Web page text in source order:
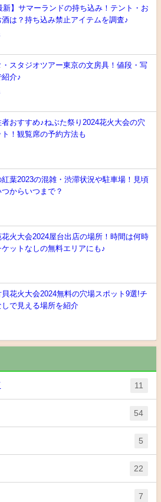
新】サマーランドの持ち込み！テント・お
は？持ち込み禁止アイテムを調査♪
・スタジオツアー東京の文房具！値段・写
介♪
おすすめ♪ねぶた祭り2024花火大会の穴
！観覧席の予約方法も
葉2023の混雑・渋滞状況や駐車場！見頃
からいつまで？
火大会2024屋台出店の場所！時間は何時
ットなしの無料エリアにも♪
花火大会2024無料の穴場スポット9選!チ
しで見える場所を紹介
11
54
5
22
7